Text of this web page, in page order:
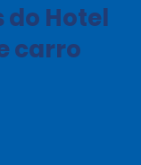
do Hotel
carro